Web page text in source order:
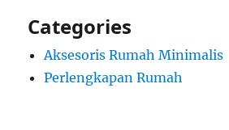
Categories
Aksesoris Rumah Minimalis
Perlengkapan Rumah